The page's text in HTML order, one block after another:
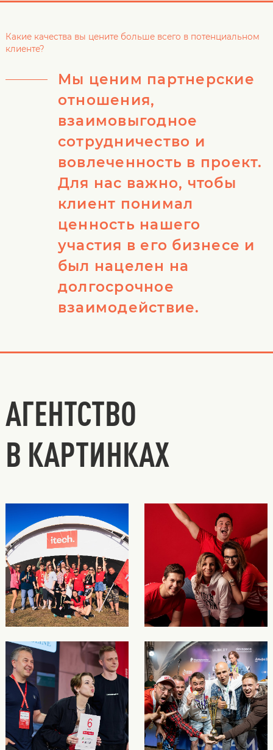
Какие качества вы цените больше всего в потенциальном
клиенте?
Мы ценим партнерские
отношения,
взаимовыгодное
сотрудничество и
вовлеченность в проект.
Для нас важно, чтобы
клиент понимал
ценность нашего
участия в его бизнесе и
был нацелен на
долгосрочное
взаимодействие.
АГЕНТСТВО
В КАРТИНКАХ